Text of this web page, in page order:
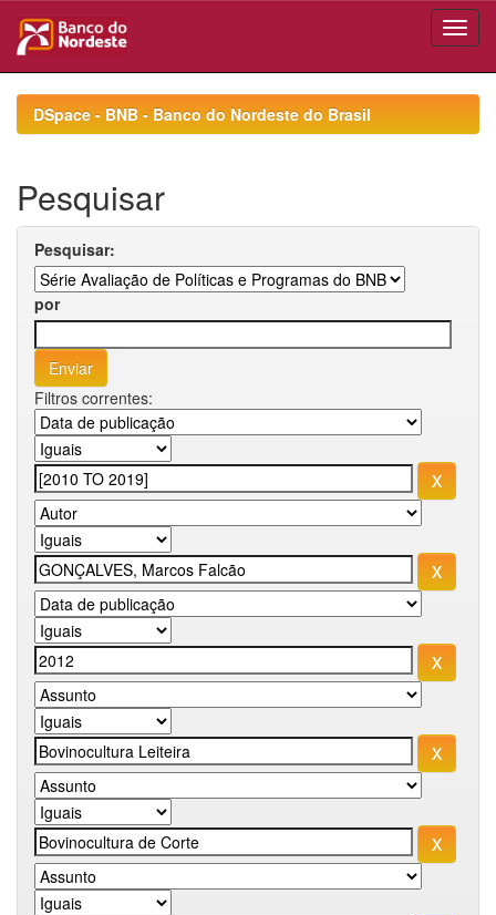
navigationDSpace - BNB - Banco do Nordeste do Brasil
Pesquisar
Pesquisar:
por
Filtros correntes: